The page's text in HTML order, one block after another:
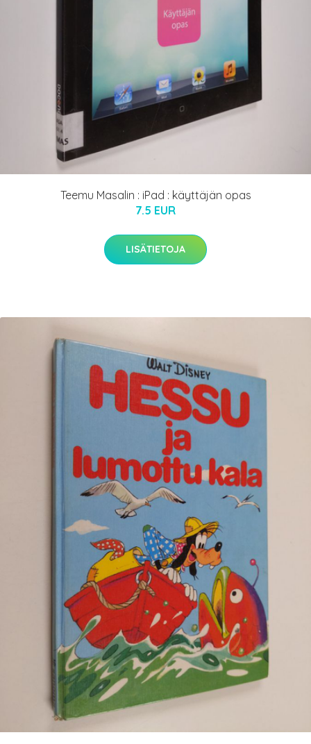
Teemu Masalin : iPad : käyttäjän opas
7.5 EUR
LISÄTIETOJA